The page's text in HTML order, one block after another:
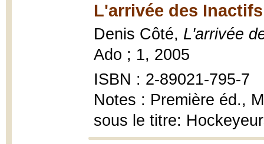
L'arrivée des
Denis Côté, L'arrivée
Ado ; 1, 2005
ISBN : 2-89021-795-7
Notes : Première éd.,
sous le titre: